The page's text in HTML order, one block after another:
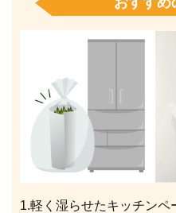
1.軽く湿らせたキッチンペ